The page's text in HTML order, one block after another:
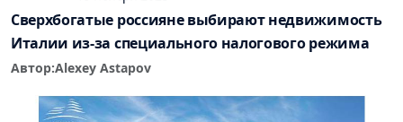
Сверхбогатые россияне выбирают недвижимость
Италии из-за специального налогового режима
Автор:Alexey Astapov